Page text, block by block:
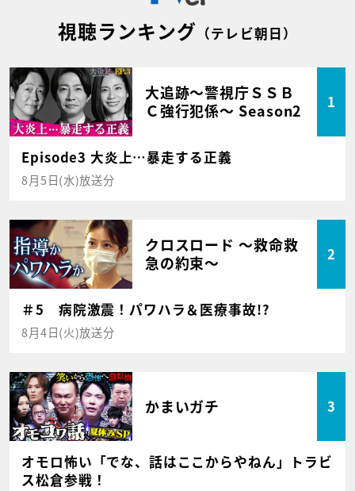
視聴ランキング （テレビ朝日）
大追跡～警視庁ＳＳＢ
Ｃ強行犯係～ Season2
1
Episode3 大炎上…暴走する正義
8月5日(水)放送分
クロスロード ～救命救
急の約束～
2
＃5 病院激震！パワハラ＆医療事故!?
8月4日(火)放送分
かまいガチ 3
オモロ怖い「でな、話はここからやねん」トラビ
ス松倉参戦！